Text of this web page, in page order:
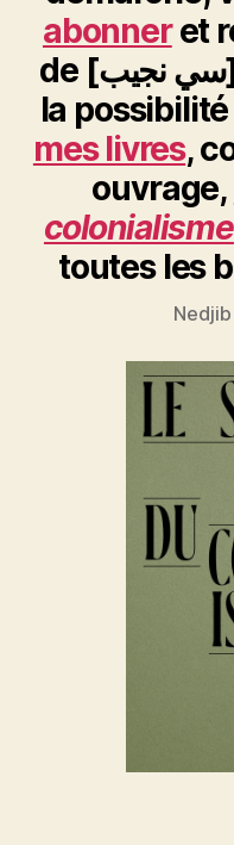
abonneret
de [سي نجيب]. Vous avez aussi
la
mes livres,
ouvrage,
colonialisme
toutes les
Nedjib